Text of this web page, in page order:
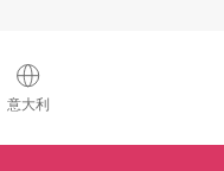
意大利